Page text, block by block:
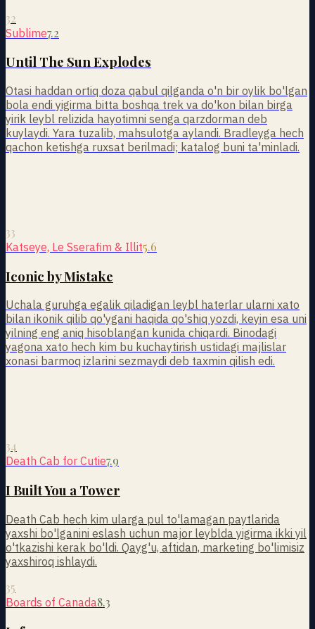
32
Sublime7.2
Until The Sun Explodes
Otasi haddan ortiq doza qabul qilganda o'n bir oylik bo'lgan
bola endi yigirma bitta boshqa trek va do'kon bilan birga
yirik leybl relizida hayotimni senga qarzdorman deb
kuylaydi. Yara tuzalib, mahsulotga aylandi. Bradleyga hech
qachon ketishga ruxsat berilmadi; katalog buni ta'minladi.
33
Katseye, Le Sserafim & Illit5.6
Iconic by Mistake
Uchala guruhga egalik qiladigan leybl haterlar ularni xato
bilan ikonik qilib qo'ygani haqida qo'shiq yozdi, keyin esa uni
yilning eng aniq hisoblangan kunida chiqardi. Binodagi
yagona xato hech kim bu kuchaytirish ustidagi majlislar
xonasi barmoq izlarini sezmaydi deb taxmin qilish edi.
34
Death Cab for Cutie7.9
I Built You a Tower
Death Cab hech kim ularga pul to'lamagan paytlarida
yaxshi bo'lganini eslash uchun major leyblda yigirma ikki yil
o'tkazishi kerak bo'ldi. Qayg'u, aftidan, marketing bo'limisiz
yaxshiroq ishlaydi.
35
Boards of Canada8.3